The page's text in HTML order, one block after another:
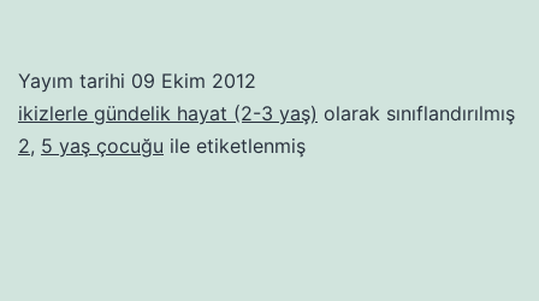
Yayım tarihi 09 Ekim 2012
ikizlerle gündelik hayat (2-3 yaş) olarak sınıflandırılmış
2, 5 yaş çocuğu ile etiketlenmiş